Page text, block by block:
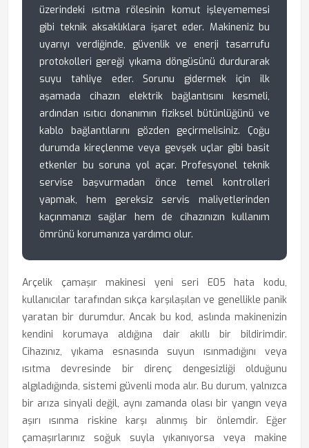
üzerindeki ısıtma rölesinin komut işleyememesi
gibi teknik aksaklıklara işaret eder. Makineniz bu
uyarıyı verdiğinde, güvenlik ve enerji tasarrufu
protokolleri gereği yıkama döngüsünü durdurarak
suyu tahliye eder. Sorunu gidermek için ilk
aşamada cihazın elektrik bağlantısını kesmeli,
ardından ısıtıcı donanımın fiziksel bütünlüğünü ve
kablo bağlantılarını gözden geçirmelisiniz. Çoğu
durumda kireçlenme veya gevşek uçlar gibi basit
etkenler bu soruna yol açar. Profesyonel teknik
servise başvurmadan önce temel kontrolleri
yapmak, hem gereksiz servis maliyetlerinden
kaçınmanızı sağlar hem de cihazınızın kullanım
ömrünü korumanıza yardımcı olur.
Arçelik çamaşır makinesi yeni seri E05 hata kodu,
kullanıcılar tarafından sıkça karşılaşılan ve genellikle panik
yaratan bir durumdur. Ancak bu kod, aslında makinenizin
kendini korumaya aldığına dair akıllı bir bildirimdir.
Cihazınız, yıkama esnasında suyun ısınmadığını veya
ısıtma devresinde bir direnç dengesizliği olduğunu
algıladığında, sistemi güvenli moda alır. Bu durum, yalnızca
bir arıza sinyali değil, aynı zamanda olası bir yangın veya
aşırı ısınma riskine karşı alınmış bir önlemdir. Eğer
çamaşırlarınız soğuk suyla yıkanıyorsa veya makine